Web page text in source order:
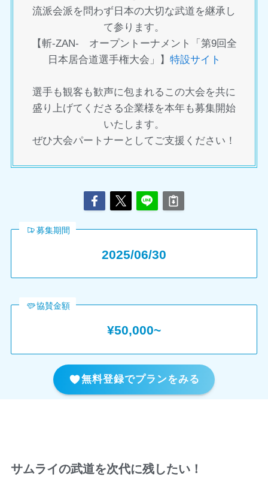
流派会派を問わず日本の大切な武道を継承し
て参ります。
【斬-ZAN- オープントーナメント「第9回全
日本居合道選手権大会」】 特設サイト
選手も観客も歓声に包まれるこの大会を共に
盛り上げてくださる企業様を本年も募集開始
いたします。
ぜひ大会パートナーとしてご支援ください！
募集期間
2025/06/30
協賛金額
¥50,000~
無料登録でプランをみる
サムライの武道を次代に残したい！